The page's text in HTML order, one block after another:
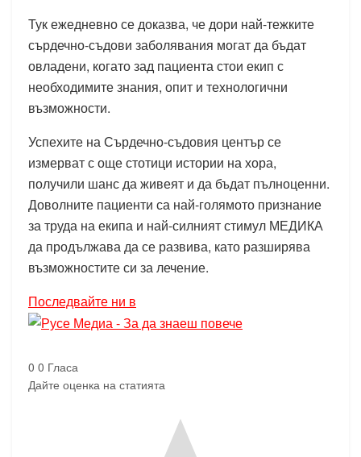
Тук ежедневно се доказва, че дори най-тежките
сърдечно-съдови заболявания могат да бъдат
овладени, когато зад пациента стои екип с
необходимите знания, опит и технологични
възможности.
Успехите на Сърдечно-съдовия център се
измерват с още стотици истории на хора,
получили шанс да живеят и да бъдат пълноценни.
Доволните пациенти са най-голямото признание
за труда на екипа и най-силният стимул МЕДИКА
да продължава да се развива, като разширява
възможностите си за лечение.
Последвайте ни в
0 0 Гласа
Дайте оценка на статията